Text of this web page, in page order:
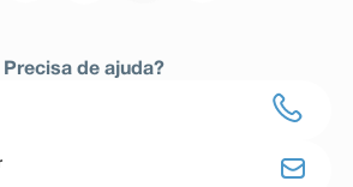
Precisa de ajuda?